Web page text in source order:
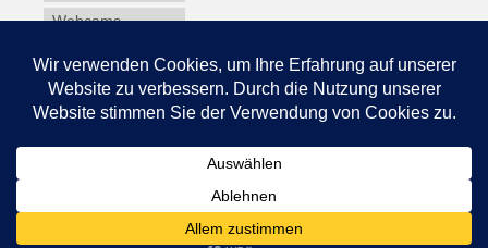
Webcams
Winterdienst
Glossar
Datenschutz
© 2026 Schneedecke.de - WordPress Theme byKadence WP